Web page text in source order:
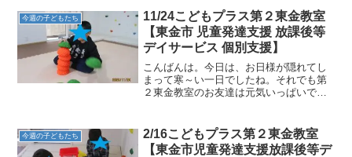
見せず・・・やっぱり元気いっぱいで
す。3月のみんな大好きな運...
今週の子どもたち
11/24こどもプラス第２東金教室
【東金市 児童発達支援 放課後等
デイサービス 個別支援】
こんばんは。今日は、お日様が隠れてし
まって寒～い一日でしたね。それでも第
２東金教室のお友達は元気いっぱいで
園で思いっきり遊びました。★クリスマ
ス一か月前なのでクリスマスリー...
今週の子どもたち
2/16こどもプラス第２東金教室
【東金市児童発達支援放課後等デ